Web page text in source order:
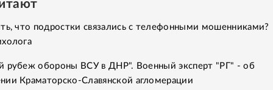
что подростки связались с телефонными мошенниками?
рубеж обороны ВСУ в ДНР". Военный эксперт "РГ" - об
Краматорско-Славянской агломерации